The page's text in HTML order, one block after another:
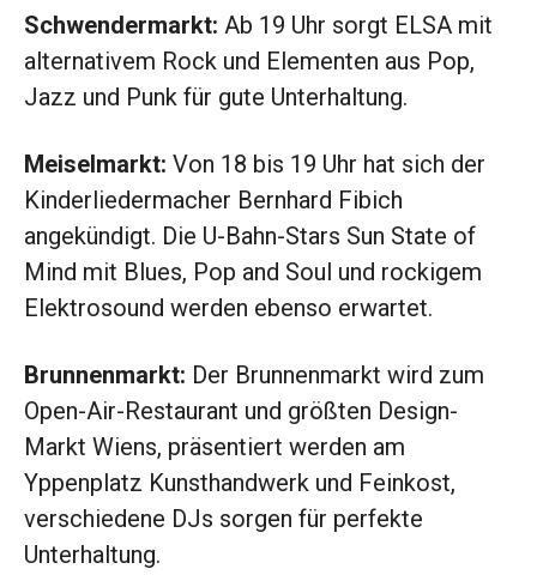
Schwendermarkt: Ab 19 Uhr sorgt ELSA mit
alternativem Rock und Elementen aus Pop,
Jazz und Punk für gute Unterhaltung.
Meiselmarkt: Von 18 bis 19 Uhr hat sich der
Kinderliedermacher Bernhard Fibich
angekündigt. Die U-Bahn-Stars Sun State of
Mind mit Blues, Pop and Soul und rockigem
Elektrosound werden ebenso erwartet.
Brunnenmarkt: Der Brunnenmarkt wird zum
Open-Air-Restaurant und größten Design-
Markt Wiens, präsentiert werden am
Yppenplatz Kunsthandwerk und Feinkost,
verschiedene DJs sorgen für perfekte
Unterhaltung.